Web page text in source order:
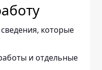
которые
и отдельные